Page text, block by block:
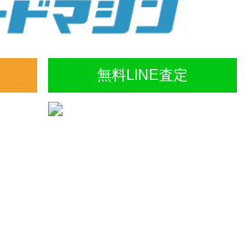
無料LINE査定